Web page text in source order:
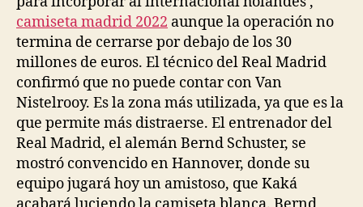
camiseta madrid 2022 aunque la operación no
termina de cerrarse por debajo de los 30
millones de euros. El técnico del Real Madrid
confirmó que no puede contar con Van
Nistelrooy. Es la zona más utilizada, ya que es la
que permite más distraerse. El entrenador del
Real Madrid, el alemán Bernd Schuster, se
mostró convencido en Hannover, donde su
equipo jugará hoy un amistoso, que Kaká